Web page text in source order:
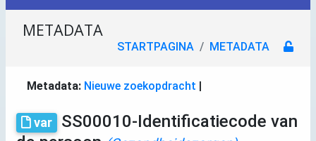
METADATA
STARTPAGINA METADATA
Metadata: Nieuwe zoekopdracht |
var
SS00010-Identificatiecode van